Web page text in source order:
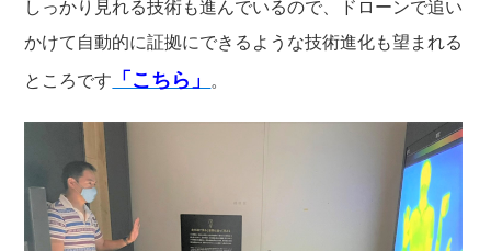
しっかり見れる技術も進んでいるので、ドローンで追い
かけて自動的に証拠にできるような技術進化も望まれる
ところです 「こちら」 。